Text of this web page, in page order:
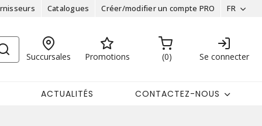
Catalogues Créer/modifier un compte PRO FR
Succursales Promotions 0 Se connecter
ACTUALITÉS CONTACTEZ-NOUS